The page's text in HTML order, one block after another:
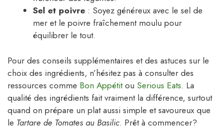
Sel et poivre : Soyez généreux avec le sel de
mer et le poivre fraîchement moulu pour
équilibrer le tout.
Pour des conseils supplémentaires et des astuces sur le
choix des ingrédients, n’hésitez pas à consulter des
ressources comme Bon Appétitou Serious Eats. La
qualité des ingrédients fait vraiment la différence, surtout
quand on prépare un plat aussi simple et savoureux que
le Tartare de Tomates au Basilic. Prêt à commencer?